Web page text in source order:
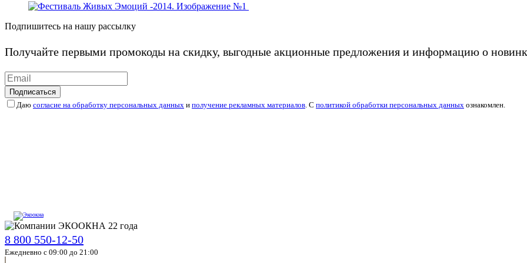
Подпишитесь на нашу рассылку
Получайте первыми промокоды на скидку, выгодные акционные предложения и информацию о
Подписаться
Даю согласие на обработку персональных данных и получение рекламных материалов . С политикой обработки персональных данных ознакомлен.
8 800 550-12-50
Ежедневно с 09:00 до 21:00